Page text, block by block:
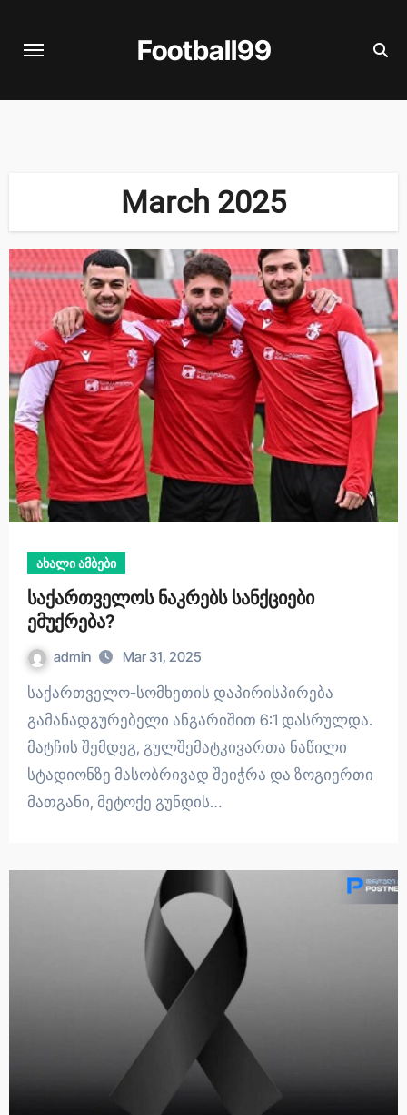
Football99
March 2025
ახალი ამბები
საქართველოს ნაკრებს სანქციები
ემუქრება?
admin Mar 31, 2025
საქართველო-სომხეთის დაპირისპირება
გამანადგურებელი ანგარიშით 6:1 დასრულდა.
მატჩის შემდეგ, გულშემატკივართა ნაწილი
სტადიონზე მასობრივად შეიჭრა და ზოგიერთი
მათგანი, მეტოქე გუნდის…